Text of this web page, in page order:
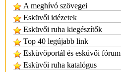
A meghívó szövegei
Esküvői idézetek
Esküvői ruha kiegészítők
Top 40 legújabb link
Esküvőportál és esküvői fórum
Esküvői ruha katalógus